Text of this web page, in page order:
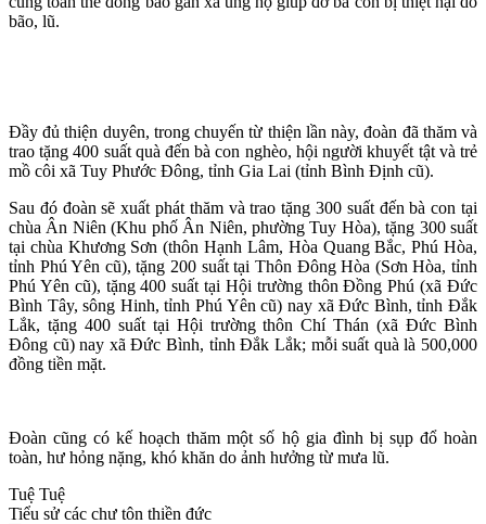
bão, lũ.
Đầy đủ thiện duyên, trong chuyến từ thiện lần này, đoàn đã thăm và
trao tặng 400 suất quà đến bà con nghèo, hội người khuyết tật và trẻ
mồ côi xã Tuy Phước Đông, tỉnh Gia Lai (tỉnh Bình Định cũ).
Sau đó đoàn sẽ xuất phát thăm và trao tặng 300 suất đến bà con tại
chùa Ân Niên (Khu phố Ân Niên, phường Tuy Hòa), tặng 300 suất
tại chùa Khương Sơn (thôn Hạnh Lâm, Hòa Quang Bắc, Phú Hòa,
tỉnh Phú Yên cũ), tặng 200 suất tại Thôn Đông Hòa (Sơn Hòa, tỉnh
Phú Yên cũ), tặng 400 suất tại Hội trường thôn Đồng Phú (xã Đức
Bình Tây, sông Hinh, tỉnh Phú Yên cũ) nay xã Đức Bình, tỉnh Đắk
Lắk, tặng 400 suất tại Hội trường thôn Chí Thán (xã Đức Bình
Đông cũ) nay xã Đức Bình, tỉnh Đắk Lắk; mỗi suất quà là 500,000
đồng tiền mặt.
Đoàn cũng có kế hoạch thăm một số hộ gia đình bị sụp đổ hoàn
toàn, hư hỏng nặng, khó khăn do ảnh hưởng từ mưa lũ.
Tuệ Tuệ
Tiểu sử các chư tôn thiền đức